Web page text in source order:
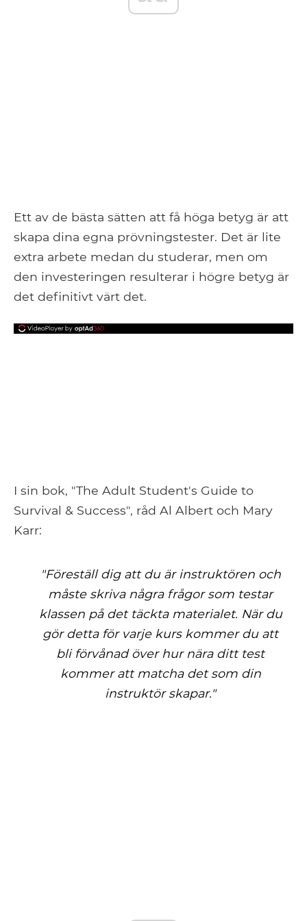
Ett av de bästa sätten att få höga betyg är att
skapa dina egna prövningstester. Det är lite
extra arbete medan du studerar, men om
den investeringen resulterar i högre betyg är
det definitivt värt det.
I sin bok, "The Adult Student's Guide to
Survival & Success", råd Al Albert och Mary
Karr:
"Föreställ dig att du är instruktören och
måste skriva några frågor som testar
klassen på det täckta materialet. När du
gör detta för varje kurs kommer du att
bli förvånad över hur nära ditt test
kommer att matcha det som din
instruktör skapar."